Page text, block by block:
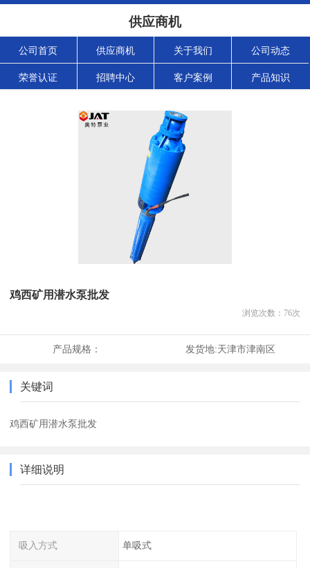
供应商机
公司首页 供应商机 关于我们 公司动态
荣誉认证 招聘中心 客户案例 产品知识
鸡西矿用潜水泵批发
浏览次数： 76次
产品规格： 发货地:天津市津南区
关键词
鸡西矿用潜水泵批发
详细说明
吸入方式 单吸式